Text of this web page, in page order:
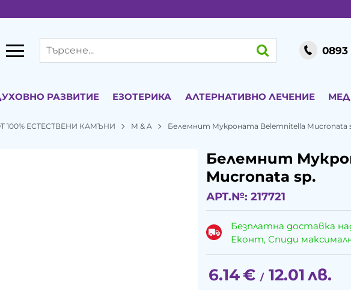
0893
РАЗВИТИЕ ЕЗОТЕРИКА АЛТЕРНАТИВНО ЛЕЧЕНИЕ
100% ЕСТЕСТВЕНИ КАМЪНИ М & A Белемнит Мукроната Belemnitella Mucronata
Белемнит
Mucronata sp.
АРТ.№: 217721
Безплатна доставка
Еконт, Спиди
6.14€ / 12.01 лв.